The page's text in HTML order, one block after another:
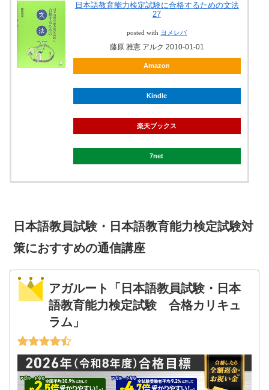
日本語教育能力検定試験に合格するための文法
27
posted with ヨメレバ
藤原 雅憲 アルク 2010-01-01
Amazon
Kindle
楽天ブックス
7net
日本語教員試験・日本語教育能力検定試験対
策におすすめの通信講座
アガルート「日本語教員試験・日本
語教育能力検定試験 合格カリキュ
ラム」